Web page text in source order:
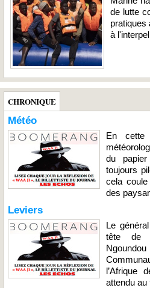
de lutte
pratiques
à
CHRONIQUE
Météo
En cette
du
toujours
cela
des
Leviers
Le
tête de
l’Afrique
attendu au